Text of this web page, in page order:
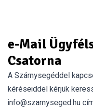
e-Mail
Csatorna
A Szárnysegéddel
kéréseiddel kérjük
info@szarnyseged.hu